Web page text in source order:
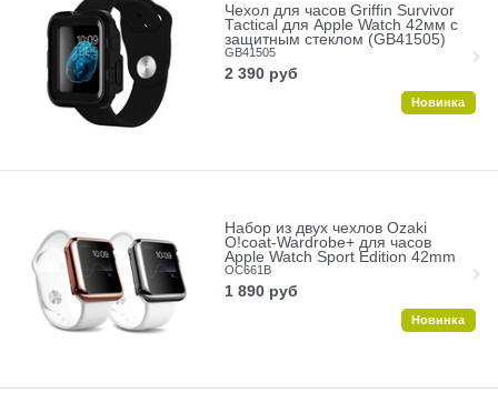
Чехол для часов Griffin Survivor
Tactical для Apple Watch 42мм с
защитным стеклом (GB41505)
GB41505
2 390 руб
Новинка
Набор из двух чехлов Ozaki
O!coat-Wardrobe+ для часов
Apple Watch Sport Edition 42mm
OC661B
1 890 руб
Новинка